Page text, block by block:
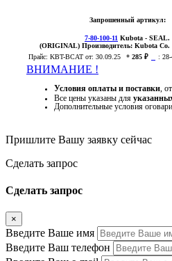
Запрошенный артикул:
7-80-100-11 Kubota - SEAL.
(ORIGINAL)Производитель: Kubota
Прайс: KBT-BCAT от: 30.09.25 * 285 ₽ :
ВНИМАНИЕ !
Условия оплаты и поставки ,
Все цены указаны для
Дополнительные условия
Пришлите Вашу заявку сейчас
Cделать запрос
Cделать запрос
×
Введите Ваше имя
Введите Ваш телефон